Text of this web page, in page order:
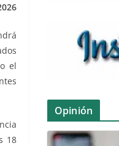
el
18
Opinión